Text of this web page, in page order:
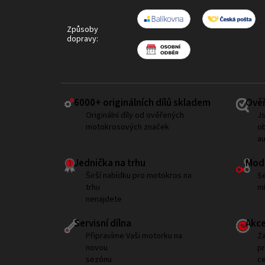
Způsoby
dopravy:
6000+ ​originálních dílů skladem
Originální díly od ověřených
motokrosových značek
Jednička na trhu
Širší nabídku pro motokros na
trhu
nenajdete
Servisní dílna
Připravíme Vaši motorku na
novou
sezónu